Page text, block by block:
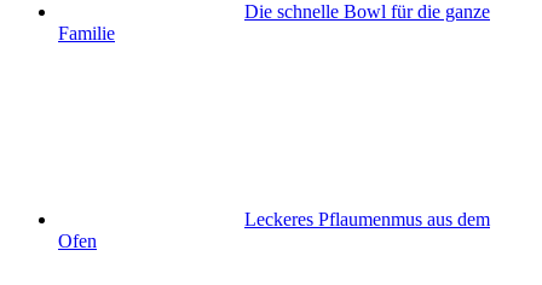
Die schnelle Bowl für die ganze
Familie
Leckeres Pflaumenmus aus dem
Ofen